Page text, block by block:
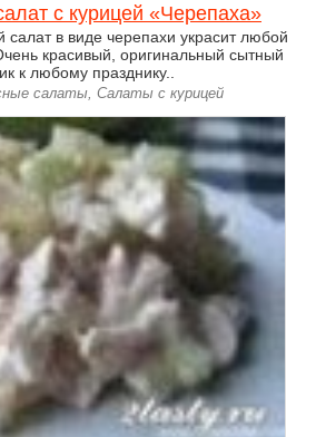
с курицей «Черепаха»
салат в виде черепахи украсит любой
красивый, оригинальный сытный
к любому празднику..
салаты, Салаты с курицей